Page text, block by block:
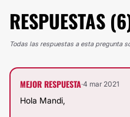
RESPUESTAS
Todas las respuestas a esta pregunta
MEJOR RESPUESTA·4 mar 2021
Hola Mandi,